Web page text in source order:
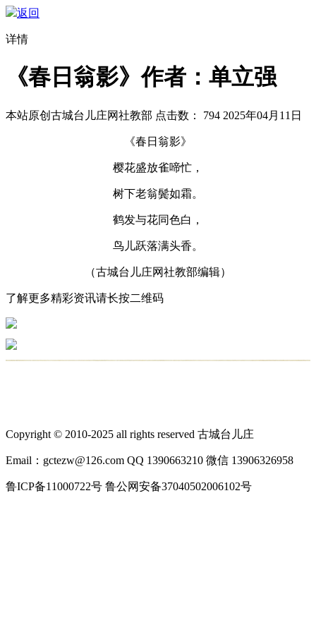
返回
详情
《春日翁影》作者：单立强
本站原创 古城台儿庄网社教部 点击数： 794 2025年04月11日
《春日翁影》
樱花盛放雀啼忙，
树下老翁鬓如霜。
鹤发与花同色白，
鸟儿跃落满头香。
（古城台儿庄网社教部编辑）
了解更多精彩资讯请长按二维码
Copyright © 2010-2025 all rights reserved 古城台儿庄
Email：gctezw@126.com QQ 1390663210 微信 13906326958
鲁ICP备11000722号 鲁公网安备37040502006102号